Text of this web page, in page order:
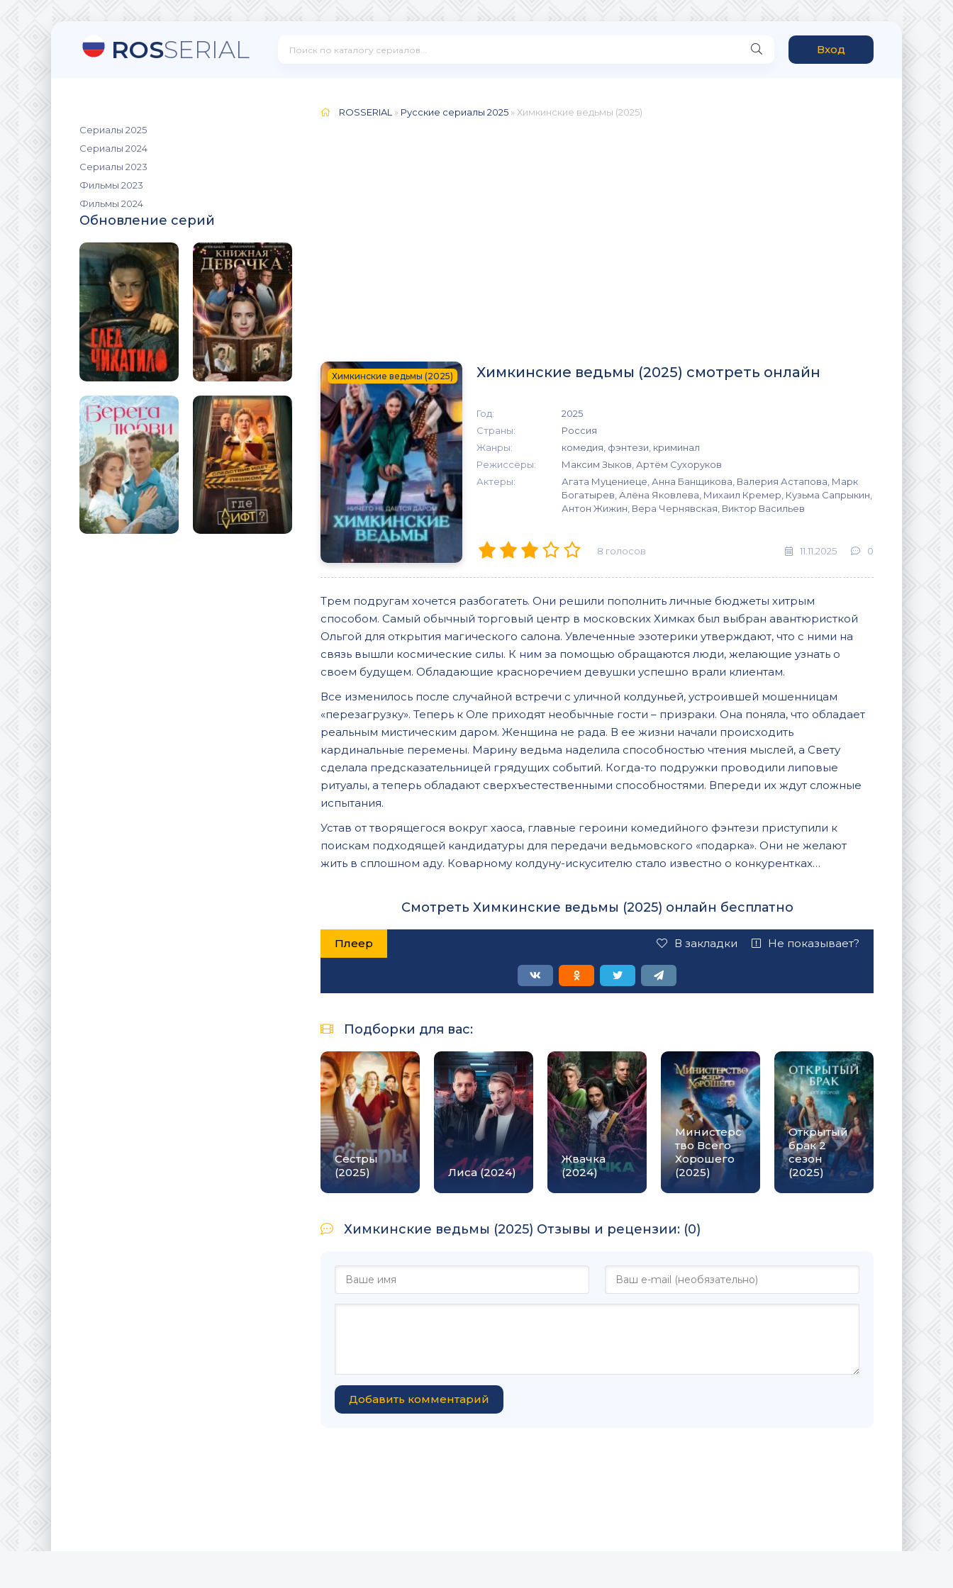
ROSSERIAL Вход
Сериалы 2025
Сериалы 2024
Сериалы 2023
Фильмы 2023
Фильмы 2024
Обновление серий
ROSSERIAL » Русские сериалы 2025 » Химкинские ведьмы (2025)
Химкинские ведьмы (2025) Химкинские ведьмы (2025) смотреть онлайн
Год:
2025
Страны:
Россия
Жанры:
комедия, фэнтези, криминал
Режиссёры:
Максим Зыков, Артём Сухоруков
Актеры:
Агата Муцениеце, Анна Банщикова, Валерия Астапова, Марк
Богатырев, Алёна Яковлева, Михаил Кремер, Кузьма Сапрыкин,
Антон Жижин, Вера Чернявская, Виктор Васильев
8 голосов 11.11.2025 0
Трем подругам хочется разбогатеть. Они решили пополнить личные бюджеты хитрым
способом. Самый обычный торговый центр в московских Химках был выбран авантюристкой
Ольгой для открытия магического салона. Увлеченные эзотерики утверждают, что с ними на
связь вышли космические силы. К ним за помощью обращаются люди, желающие узнать о
своем будущем. Обладающие красноречием девушки успешно врали клиентам.
Все изменилось после случайной встречи с уличной колдуньей, устроившей мошенницам
«перезагрузку». Теперь к Оле приходят необычные гости – призраки. Она поняла, что обладает
реальным мистическим даром. Женщина не рада. В ее жизни начали происходить
кардинальные перемены. Марину ведьма наделила способностью чтения мыслей, а Свету
сделала предсказательницей грядущих событий. Когда-то подружки проводили липовые
ритуалы, а теперь обладают сверхъестественными способностями. Впереди их ждут сложные
испытания.
Устав от творящегося вокруг хаоса, главные героини комедийного фэнтези приступили к
поискам подходящей кандидатуры для передачи ведьмовского «подарка». Они не желают
жить в сплошном аду. Коварному колдуну-искусителю стало известно о конкурентках…
Смотреть Химкинские ведьмы (2025) онлайн бесплатно
Плеер В закладки Не показывает?
Подборки для вас:
Сестры
(2025)
Лиса (2024)
Жвачка
(2024)
Министерс
тво Всего
Хорошего
(2025)
Открытый
брак 2
сезон
(2025)
Химкинские ведьмы (2025) Отзывы и рецензии: (0)
Добавить комментарий